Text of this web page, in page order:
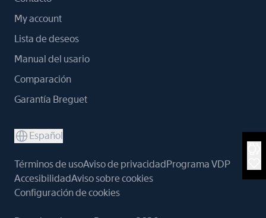
My account
Lista de deseos
Manual del usario
Comparación
Garantía Breguet
Español
Términos de usoAviso de privacidadPrograma VDP
AccesibilidadAviso sobre cookies
Configuración de cookies